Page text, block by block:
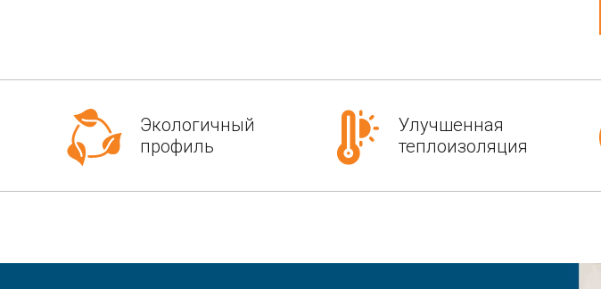
Экологичный
профиль
Улучшенная
теплоизоляция